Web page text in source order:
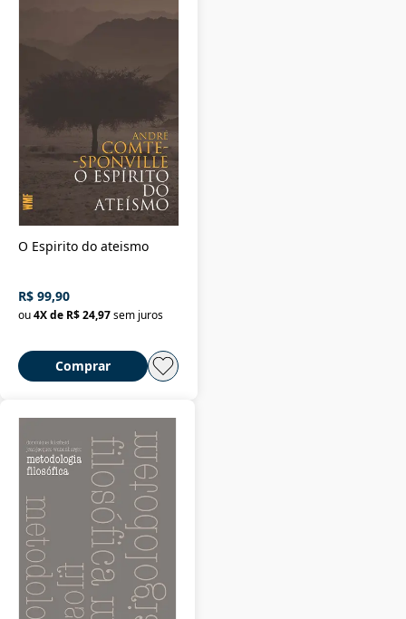
O Espirito do ateismo
R$ 99,90
ou4X de R$ 24,97sem juros
Comprar